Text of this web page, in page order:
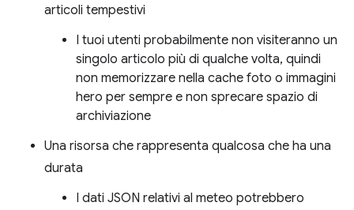
articoli tempestivi
I tuoi utenti probabilmente non visiteranno un
singolo articolo più di qualche volta, quindi
non memorizzare nella cache foto o immagini
hero per sempre e non sprecare spazio di
archiviazione
Una risorsa che rappresenta qualcosa che ha una
durata
I dati JSON relativi al meteo potrebbero